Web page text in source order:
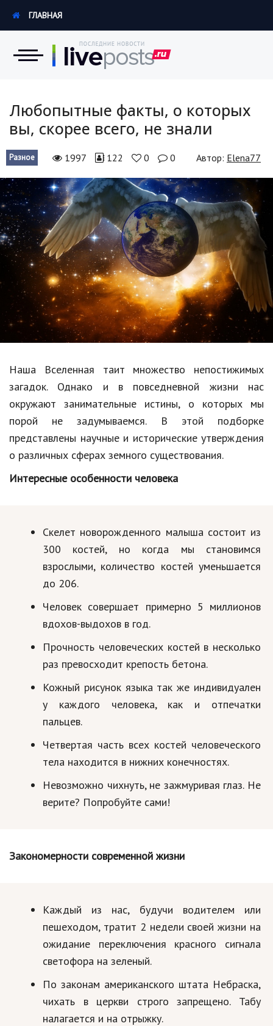
Новости
Экономика
Происшествия
Hi-Tech. Интернет
Россия
Наука и техника
Политика
Образование
В мире
Культура
Спорт
Знаменитости
Статьи
Обзоры
Красота и здоровье
Hi-Tech. Интернет
Авто, мото
Дом и сад
Недвижимость
Спорт и фитнес
Психология и отношения
Творчество и рукоделие
Разное
Работа и бизнес
Животные
Еда и напитки
Путешествия
Строительство
Культура и общество
Мода и стиль
Бизнес
ГЛАВНАЯ
Любопытные факты, о которых
вы, скорее всего, не знали
Разное 1997 122 0 0 Автор: Elena77
Наша Вселенная таит множество непостижимых
загадок. Однако и в повседневной жизни нас
окружают занимательные истины, о которых мы
порой не задумываемся. В этой подборке
представлены научные и исторические утверждения
о различных сферах земного существования.
Интересные особенности человека
Скелет новорожденного малыша состоит из
300 костей, но когда мы становимся
взрослыми, количество костей уменьшается
до 206.
Человек совершает примерно 5 миллионов
вдохов-выдохов в год.
Прочность человеческих костей в несколько
раз превосходит крепость бетона.
Кожный рисунок языка так же индивидуален
у каждого человека, как и отпечатки
пальцев.
Четвертая часть всех костей человеческого
тела находится в нижних конечностях.
Невозможно чихнуть, не зажмуривая глаз. Не
верите? Попробуйте сами!
Закономерности современной жизни
Каждый из нас, будучи водителем или
пешеходом, тратит 2 недели своей жизни на
ожидание переключения красного сигнала
светофора на зеленый.
По законам американского штата Небраска,
чихать в церкви строго запрещено. Табу
налагается и на отрыжку.